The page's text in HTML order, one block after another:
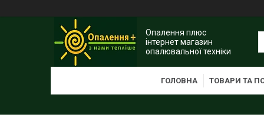
Опалення плюс
інтернет магазин
опалювальної техніки
ГОЛОВНА ТОВАРИ ТА